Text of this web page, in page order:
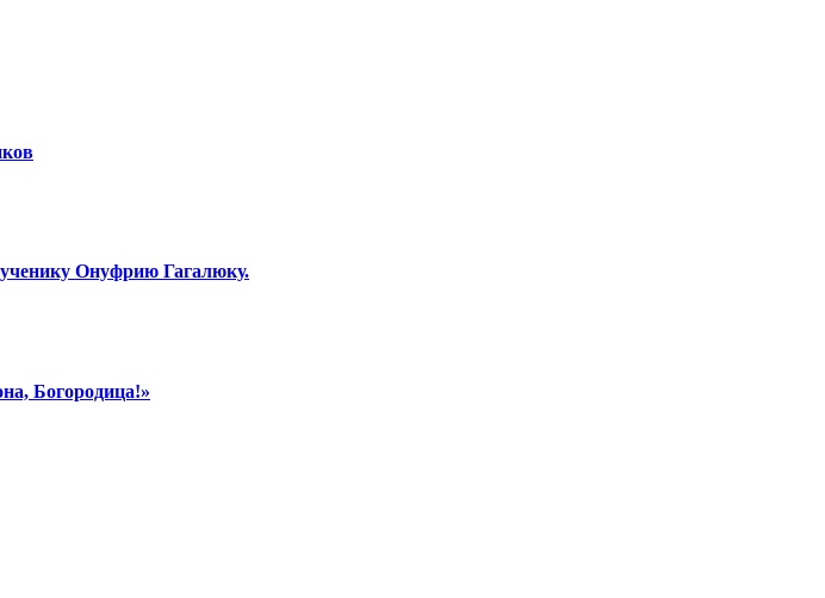
Онуфрию Гагалюку.
Богородица!»